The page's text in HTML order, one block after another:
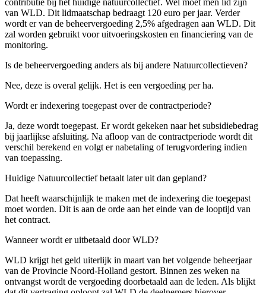
van WLD. Dit lidmaatschap bedraagt 120 euro per jaar. Verder
wordt er van de beheervergoeding 2,5% afgedragen aan WLD. Dit
zal worden gebruikt voor uitvoeringskosten en financiering van de
monitoring.
Is de beheervergoeding anders als bij andere Natuurcollectieven?
Nee, deze is overal gelijk. Het is een vergoeding per ha.
Wordt er indexering toegepast over de contractperiode?
Ja, deze wordt toegepast. Er wordt gekeken naar het subsidiebedrag
bij jaarlijkse afsluiting. Na afloop van de contractperiode wordt dit
verschil berekend en volgt er nabetaling of terugvordering indien
van toepassing.
Huidige Natuurcollectief betaalt later uit dan gepland?
Dat heeft waarschijnlijk te maken met de indexering die toegepast
moet worden. Dit is aan de orde aan het einde van de looptijd van
het contract.
Wanneer wordt er uitbetaald door WLD?
WLD krijgt het geld uiterlijk in maart van het volgende beheerjaar
van de Provincie Noord-Holland gestort. Binnen zes weken na
ontvangst wordt de vergoeding doorbetaald aan de leden. Als blijkt